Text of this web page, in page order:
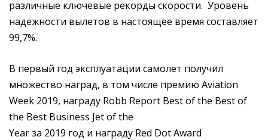
различные ключевые рекорды скорости. Уровень
надежности вылетов в настоящее время составляет
99,7%.
В первый год эксплуатации самолет получил
множество наград, в том числе премию Aviation
Week 2019, награду Robb Report Best of the Best of
the Best Business Jet of the
Yearза 2019 год и награду Red Dot Award